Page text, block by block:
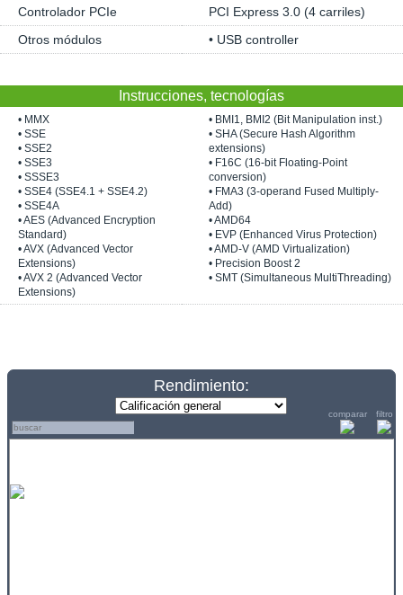
Controlador PCIe
PCI Express 3.0 (4 carriles)
Otros módulos
• USB controller
Instrucciones, tecnologías
• MMX
• SSE
• SSE2
• SSE3
• SSSE3
• SSE4 (SSE4.1 + SSE4.2)
• SSE4A
• AES (Advanced Encryption
Standard)
• AVX (Advanced Vector
Extensions)
• AVX 2 (Advanced Vector
Extensions)
• BMI1, BMI2 (Bit Manipulation inst.)
• SHA (Secure Hash Algorithm
extensions)
• F16C (16-bit Floating-Point
conversion)
• FMA3 (3-operand Fused Multiply-
Add)
• AMD64
• EVP (Enhanced Virus Protection)
• AMD-V (AMD Virtualization)
• Precision Boost 2
• SMT (Simultaneous MultiThreading)
Rendimiento:
comparar filtro